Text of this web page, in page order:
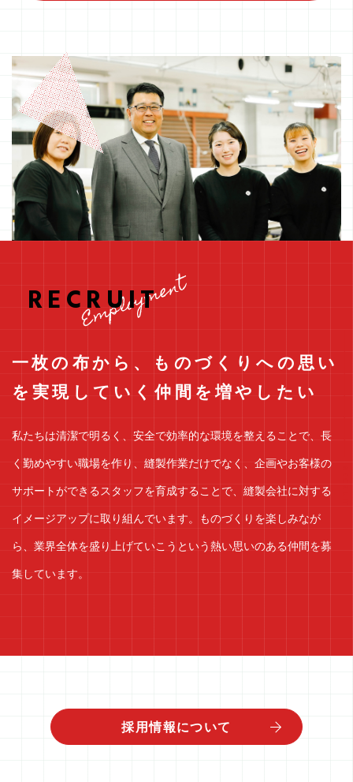
RECRUIT
Employment
一枚の布から、ものづくりへの思い
を実現していく仲間を増やしたい
私たちは清潔で明るく、安全で効率的な環境を整えることで、長
く勤めやすい職場を作り、縫製作業だけでなく、企画やお客様の
サポートができるスタッフを育成することで、縫製会社に対する
イメージアップに取り組んでいます。ものづくりを楽しみなが
ら、業界全体を盛り上げていこうという熱い思いのある仲間を募
集しています。
採用情報について